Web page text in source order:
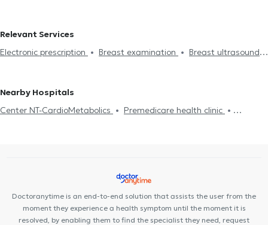
Mastologists in NEO PSYCHIKO
Mastologists in ILIOUPOLI
Mastologists in CHALANDRI
Mastologists in GLYFADA
Relevant Services
Electronic prescription
Breast examination
Breast ultrasound
Nearby Hospitals
Center NT-CardioMetabolics
Premedicare health clinic
Doctoranytime is an end-to-end solution that assists the user from the
moment they experience a health symptom until the moment it is
resolved, by enabling them to find the specialist they need, request